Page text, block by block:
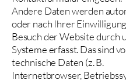
Andere Daten werden
oder nach Ihrer
Besuch der Website durch
Systeme erfasst. Das sind
technische Daten (z. B.
Internetbrowser,